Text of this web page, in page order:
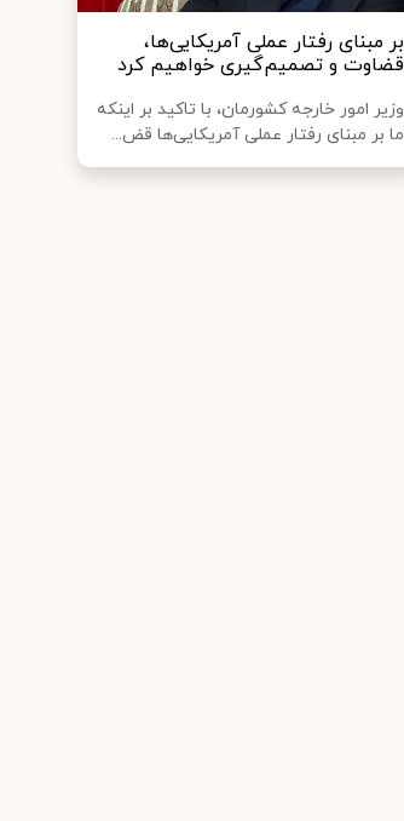
بر مبنای رفتار عملی آمریکایی‌ها،
قضاوت و تصمیم‌گیری خواهیم کرد
وزیر امور خارجه کشورمان، با تاکید بر اینکه
ما بر مبنای رفتار عملی آمریکایی‌ها قض...